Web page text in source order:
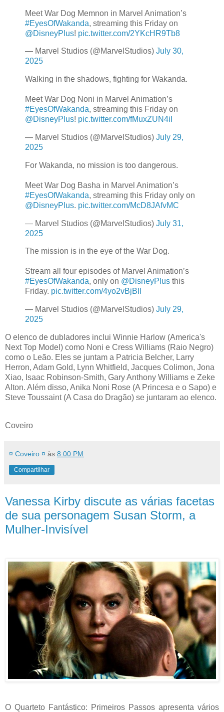
Meet War Dog Memnon in Marvel Animation’s
#EyesOfWakanda, streaming this Friday on
@DisneyPlus! pic.twitter.com/2YKcHR9Tb8
— Marvel Studios (@MarvelStudios) July 30,
2025
Walking in the shadows, fighting for Wakanda.
Meet War Dog Noni in Marvel Animation’s
#EyesOfWakanda, streaming this Friday on
@DisneyPlus! pic.twitter.com/fMuxZUN4iI
— Marvel Studios (@MarvelStudios) July 29,
2025
For Wakanda, no mission is too dangerous.
Meet War Dog Basha in Marvel Animation’s
#EyesOfWakanda, streaming this Friday only on
@DisneyPlus. pic.twitter.com/McD8JAfvMC
— Marvel Studios (@MarvelStudios) July 31,
2025
The mission is in the eye of the War Dog.
Stream all four episodes of Marvel Animation’s
#EyesOfWakanda, only on @DisneyPlus this
Friday. pic.twitter.com/4yo2vBjBIl
— Marvel Studios (@MarvelStudios) July 29,
2025
O elenco de dubladores inclui Winnie Harlow (America's
Next Top Model) como Noni e Cress Williams (Raio Negro)
como o Leão. Eles se juntam a Patricia Belcher, Larry
Herron, Adam Gold, Lynn Whitfield, Jacques Colimon, Jona
Xiao, Isaac Robinson-Smith, Gary Anthony Williams e Zeke
Alton. Além disso, Anika Noni Rose (A Princesa e o Sapo) e
Steve Toussaint (A Casa do Dragão) se juntaram ao elenco.
Coveiro
¤ Coveiro ¤ às 8:00 PM
Compartilhar
Vanessa Kirby discute as várias facetas
de sua personagem Susan Storm, a
Mulher-Invisível
O Quarteto Fantástico: Primeiros Passos apresenta vários